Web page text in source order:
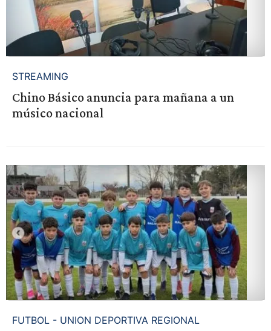
STREAMING
Chino Básico anuncia para mañana a un
músico nacional
FUTBOL - UNION DEPORTIVA REGIONAL